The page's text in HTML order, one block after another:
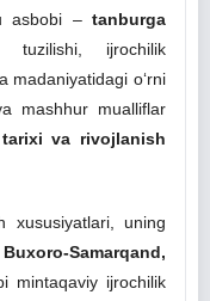
asbobi – tanburga
tuzilishi, ijrochilik
madaniyatidagi o‘rni
mashhur mualliflar
tarixi va rivojlanish
xususiyatlari, uning
Buxoro-Samarqand,
mintaqaviy ijrochilik